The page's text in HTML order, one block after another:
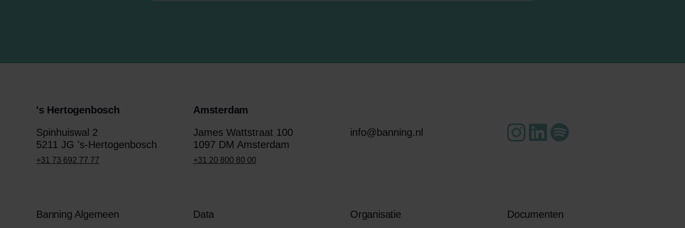
's Hertogenbosch
Spinhuiswal 2
5211 JG 's-Hertogenbosch
+31 73 692 77 77
Amsterdam
James Wattstraat 100
1097 DM Amsterdam
+31 20 800 80 00
info@banning.nl
Banning Algemeen Data Organisatie Documenten